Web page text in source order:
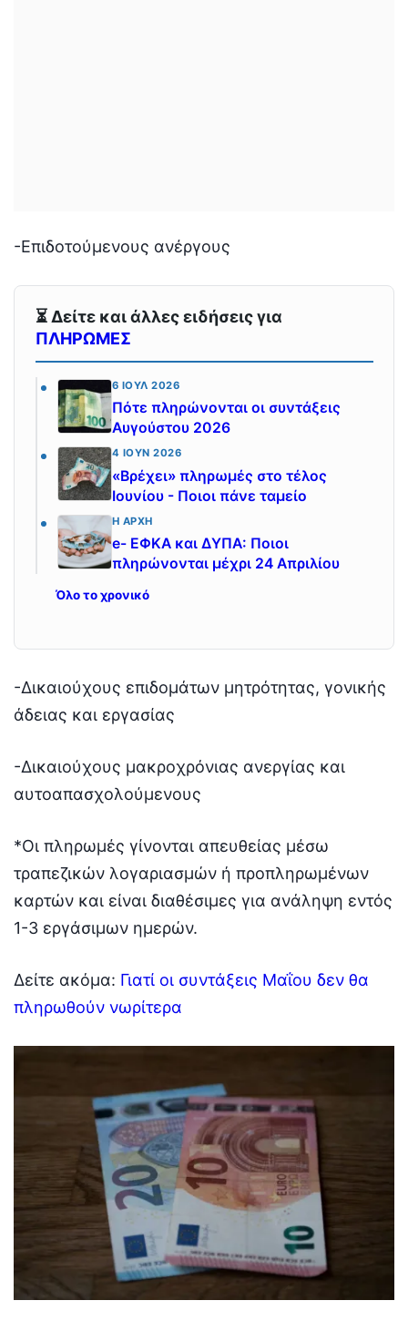
-Επιδοτούμενους ανέργους
⏳ Δείτε και άλλες ειδήσεις για
ΠΛΗΡΩΜΕΣ
6 ΙΟΎΛ 2026
Πότε πληρώνονται οι συντάξεις
Αυγούστου 2026
4 ΙΟΎΝ 2026
«Βρέχει» πληρωμές στο τέλος
Ιουνίου - Ποιοι πάνε ταμείο
Η ΑΡΧΉ
e- ΕΦΚΑ και ΔΥΠΑ: Ποιοι
πληρώνονται μέχρι 24 Απριλίου
Όλο το χρονικό
-Δικαιούχους επιδομάτων μητρότητας, γονικής
άδειας και εργασίας
-Δικαιούχους μακροχρόνιας ανεργίας και
αυτοαπασχολούμενους
*Οι πληρωμές γίνονται απευθείας μέσω
τραπεζικών λογαριασμών ή προπληρωμένων
καρτών και είναι διαθέσιμες για ανάληψη εντός
1-3 εργάσιμων ημερών.
Δείτε ακόμα: Γιατί οι συντάξεις Μαΐου δεν θα
πληρωθούν νωρίτερα